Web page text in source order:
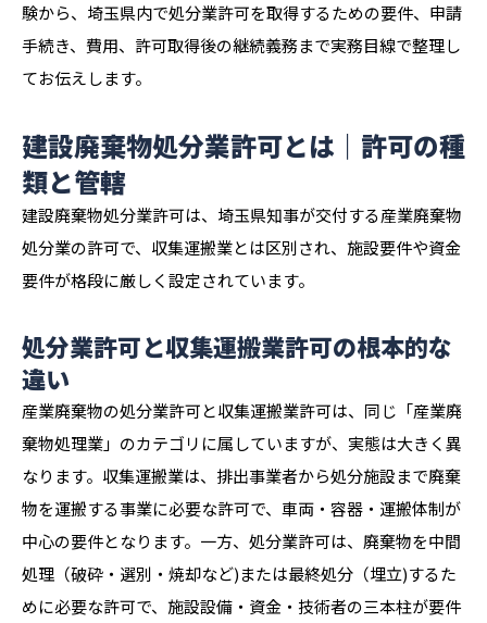
験から、埼玉県内で処分業許可を取得するための要件、申請
手続き、費用、許可取得後の継続義務まで実務目線で整理し
てお伝えします。
建設廃棄物処分業許可とは｜許可の種
類と管轄
建設廃棄物処分業許可は、埼玉県知事が交付する産業廃棄物
処分業の許可で、収集運搬業とは区別され、施設要件や資金
要件が格段に厳しく設定されています。
処分業許可と収集運搬業許可の根本的な
違い
産業廃棄物の処分業許可と収集運搬業許可は、同じ「産業廃
棄物処理業」のカテゴリに属していますが、実態は大きく異
なります。収集運搬業は、排出事業者から処分施設まで廃棄
物を運搬する事業に必要な許可で、車両・容器・運搬体制が
中心の要件となります。一方、処分業許可は、廃棄物を中間
処理（破砕・選別・焼却など)または最終処分（埋立)するた
めに必要な許可で、施設設備・資金・技術者の三本柱が要件